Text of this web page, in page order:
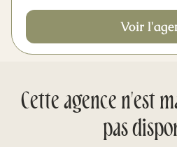
Voir
Cette agence n'est
pas